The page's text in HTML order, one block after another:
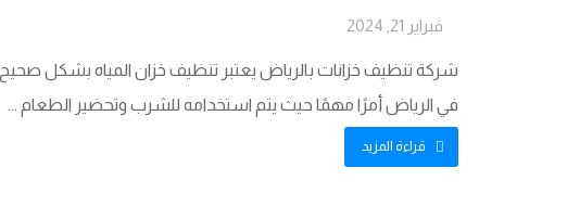
فبراير 21, 2024
شركة تنظيف خزانات بالرياض يعتبر تنظيف خزان المياه بشكل صحيح
في الرياض أمرًا مهمًا حيث يتم استخدامه للشرب وتحضير الطعام ...
قراءة المزيد